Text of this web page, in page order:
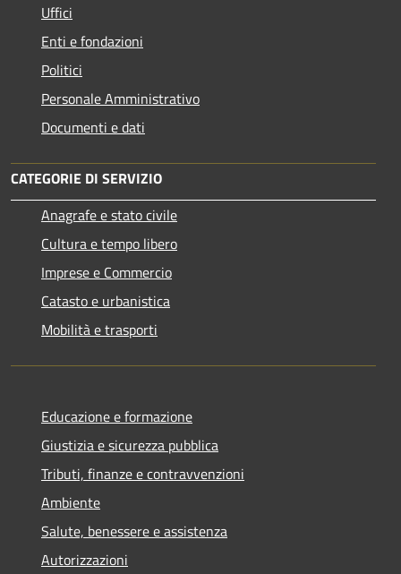
Uffici
Enti e fondazioni
Politici
Personale Amministrativo
Documenti e dati
CATEGORIE DI SERVIZIO
Anagrafe e stato civile
Cultura e tempo libero
Imprese e Commercio
Catasto e urbanistica
Mobilità e trasporti
Educazione e formazione
Giustizia e sicurezza pubblica
Tributi, finanze e contravvenzioni
Ambiente
Salute, benessere e assistenza
Autorizzazioni